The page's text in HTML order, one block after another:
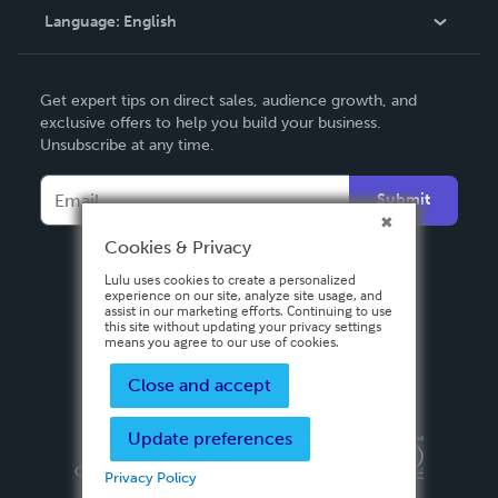
Contact Support
Language: English
Deutsch
Français
Español
Get expert tips on direct sales, audience growth, and
exclusive offers to help you build your business.
Unsubscribe at any time.
Submit
Privacy PolicyTerms & Conditions
Copyright ©
2026 Lulu Press, Inc. All rights reserved.
Cookies & Privacy
Lulu uses cookies to create a personalized
experience on our site, analyze site usage, and
assist in our marketing efforts. Continuing to use
this site without updating your privacy settings
means you agree to our use of cookies.
Close and accept
Update preferences
Privacy Policy